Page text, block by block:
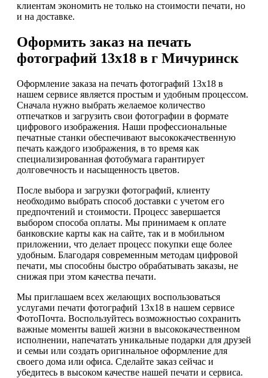
клиентам экономить не только на стоимости печати, но
и на доставке.
Оформить заказ на печать
фотографий 13х18 в г Мичуринск
Оформление заказа на печать фотографий 13х18 в
нашем сервисе является простым и удобным процессом.
Сначала нужно выбрать желаемое количество
отпечатков и загрузить свои фотографии в формате
цифрового изображения. Наши профессиональные
печатные станки обеспечивают высококачественную
печать каждого изображения, в то время как
специализированная фотобумага гарантирует
долговечность и насыщенность цветов.
После выбора и загрузки фотографий, клиенту
необходимо выбрать способ доставки с учетом его
предпочтений и стоимости. Процесс завершается
выбором способа оплаты. Мы принимаем к оплате
банковские карты как на сайте, так и в мобильном
приложении, что делает процесс покупки еще более
удобным. Благодаря современным методам цифровой
печати, мы способны быстро обрабатывать заказы, не
снижая при этом качества печати.
Мы приглашаем всех желающих воспользоваться
услугами печати фотографий 13х18 в нашем сервисе
ФотоПочта. Воспользуйтесь возможностью сохранить
важные моменты вашей жизни в высококачественном
исполнении, напечатать уникальные подарки для друзей
и семьи или создать оригинальное оформление для
своего дома или офиса. Сделайте заказ сейчас и
убедитесь в высоком качестве нашей печати и сервиса.